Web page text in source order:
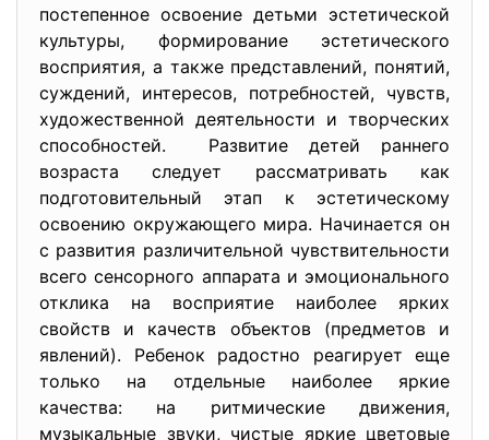
постепенное освоение детьми эстетической
культуры, формирование эстетического
восприятия, а также представлений, понятий,
суждений, интересов, потребностей, чувств,
художественной деятельности и творческих
способностей. Развитие детей раннего
возраста следует рассматривать как
подготовительный этап к эстетическому
освоению окружающего мира. Начинается он
с развития различительной чувствительности
всего сенсорного аппарата и эмоционального
отклика на восприятие наиболее ярких
свойств и качеств объектов (предметов и
явлений). Ребенок радостно реагирует еще
только на отдельные наиболее яркие
качества: на ритмические движения,
музыкальные звуки, чистые яркие цветовые